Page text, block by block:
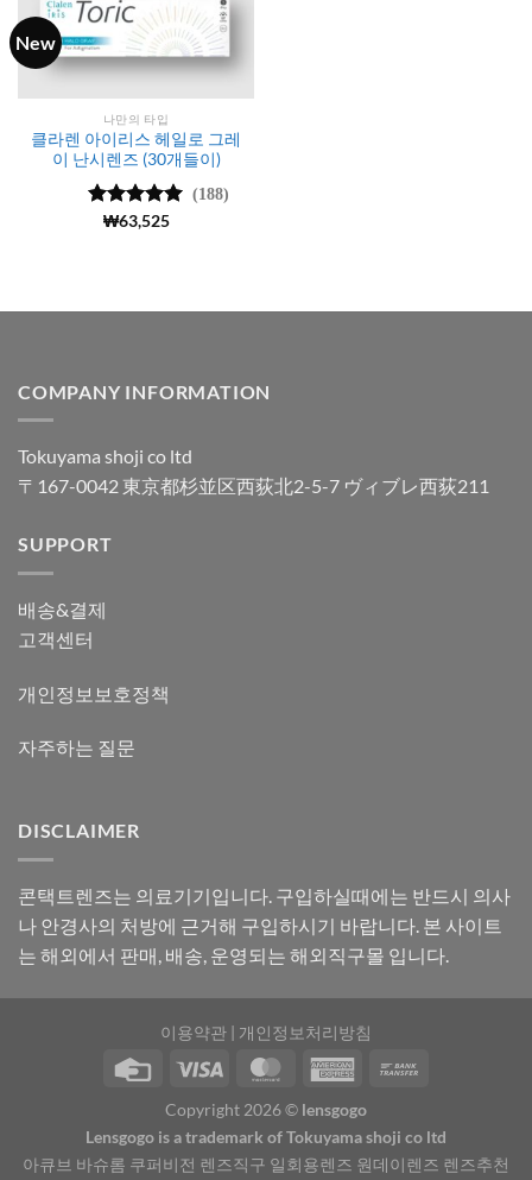
New
나만의 타입
클라렌 아이리스 헤일로 그레
이 난시렌즈 (30개들이)
5 중에서
(188)
₩63,525
COMPANY INFORMATION
Tokuyama shoji co ltd
〒167-0042 東京都杉並区西荻北2-5-7 ヴィブレ西荻211
SUPPORT
배송&결제
고객센터
개인정보보호정책
자주하는 질문
DISCLAIMER
콘택트렌즈는 의료기기입니다. 구입하실때에는 반드시 의사
나 안경사의 처방에 근거해 구입하시기 바랍니다. 본 사이트
는 해외에서 판매, 배송, 운영되는 해외직구몰 입니다.
이용약관 | 개인정보처리방침
Copyright 2026 © lensgogo
Lensgogo is a trademark of Tokuyama shoji co ltd
아큐브 바슈롬 쿠퍼비전 렌즈직구 일회용렌즈 원데이렌즈 렌즈추천